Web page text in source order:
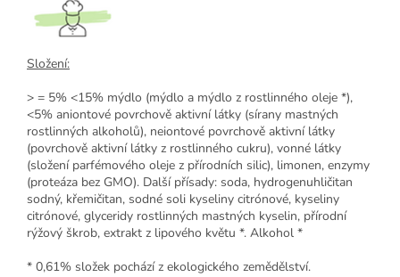
Složení:
> = 5% <15% mýdlo (mýdlo a mýdlo z rostlinného oleje *),
<5% aniontové povrchově aktivní látky (sírany mastných
rostlinných alkoholů), neiontové povrchově aktivní látky
(povrchově aktivní látky z rostlinného cukru), vonné látky
(složení parfémového oleje z přírodních silic), limonen, enzymy
(proteáza bez GMO). Další přísady: soda, hydrogenuhličitan
sodný, křemičitan, sodné soli kyseliny citrónové, kyseliny
citrónové, glyceridy rostlinných mastných kyselin, přírodní
rýžový škrob, extrakt z lipového květu *. Alkohol *
* 0,61% složek pochází z ekologického zemědělství.